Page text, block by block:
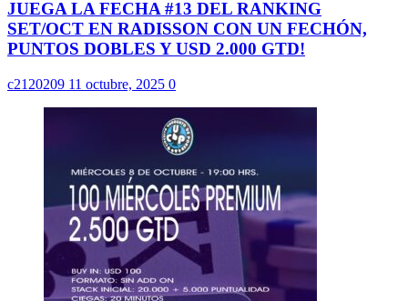
JUEGA LA FECHA #13 DEL RANKING
SET/OCT EN RADISSON CON UN FECHÓN,
PUNTOS DOBLES Y USD 2.000 GTD!
c2120209 11 octubre, 2025 0